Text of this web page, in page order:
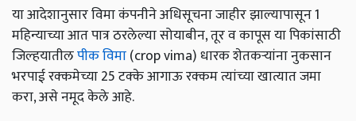
या आदेशानुसार विमा कंपनीने अधिसूचना जाहीर झाल्यापासून 1
महिन्याच्या आत पात्र ठरलेल्या सोयाबीन, तूर व कापूस या पिकांसाठी
जिल्हयातीलपीक विमा(crop vima) धारक शेतकऱ्यांना नुकसान
भरपाई रक्कमेच्या 25 टक्के आगाऊ रक्कम त्यांच्या खात्यात जमा
करा, असे नमूद केले आहे.